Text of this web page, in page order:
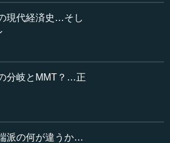
現代経済史…そし
分岐とMMT？…正
派の何が違うか…